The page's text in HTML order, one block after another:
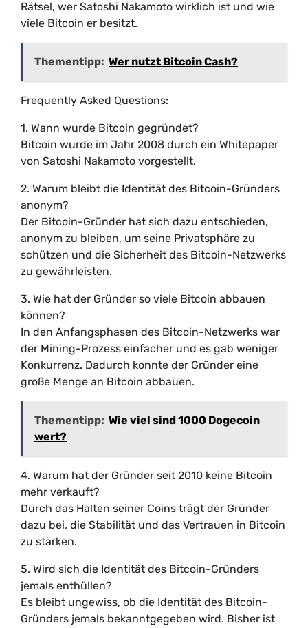
Rätsel, wer Satoshi Nakamoto wirklich ist und wie
viele Bitcoin er besitzt.
Thementipp: Wer nutzt Bitcoin Cash?
Frequently Asked Questions:
1. Wann wurde Bitcoin gegründet?
Bitcoin wurde im Jahr 2008 durch ein Whitepaper
von Satoshi Nakamoto vorgestellt.
2. Warum bleibt die Identität des Bitcoin-Gründers
anonym?
Der Bitcoin-Gründer hat sich dazu entschieden,
anonym zu bleiben, um seine Privatsphäre zu
schützen und die Sicherheit des Bitcoin-Netzwerks
zu gewährleisten.
3. Wie hat der Gründer so viele Bitcoin abbauen
können?
In den Anfangsphasen des Bitcoin-Netzwerks war
der Mining-Prozess einfacher und es gab weniger
Konkurrenz. Dadurch konnte der Gründer eine
große Menge an Bitcoin abbauen.
Thementipp: Wie viel sind 1000 Dogecoin
wert?
4. Warum hat der Gründer seit 2010 keine Bitcoin
mehr verkauft?
Durch das Halten seiner Coins trägt der Gründer
dazu bei, die Stabilität und das Vertrauen in Bitcoin
zu stärken.
5. Wird sich die Identität des Bitcoin-Gründers
jemals enthüllen?
Es bleibt ungewiss, ob die Identität des Bitcoin-
Gründers jemals bekanntgegeben wird. Bisher ist